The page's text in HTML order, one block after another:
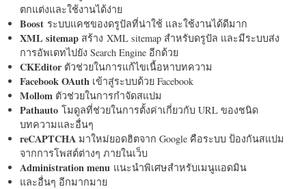
ตกแต่งและใช้งานได้ง่าย
Boost ระบบแคชของดรูปัลที่น่าใช้ และใช้งานได้ดีมาก
XML sitemap สร้าง XML sitemap สำหรับดรูปัล และมีระบบส่ง
การอัพเดทไปยัง Search Engine อีกด้วย
CKEditorตัวช่วยในการแก้ไขเนื้อหาบทความ
Facebook OAuth เข้าสู่ระบบด้วย Facebook
Mollom ตัวช่วยในการกำจัดสแปม
Pathauto โมดูลที่ช่วยในการตั้งค่าเกี่ยวกับ URL ของชนิด
บทความและอื่นๆ
reCAPTCHA มาใหม่ยอดฮิตจาก Google คือระบบ ป้องกันสแปม
จากการโพสต์ต่างๆ ภายในเว็บ
Administration menu แนะนำพิเศษสำหรับเมนูแอดมิน
และอื่นๆ อีกมากมาย